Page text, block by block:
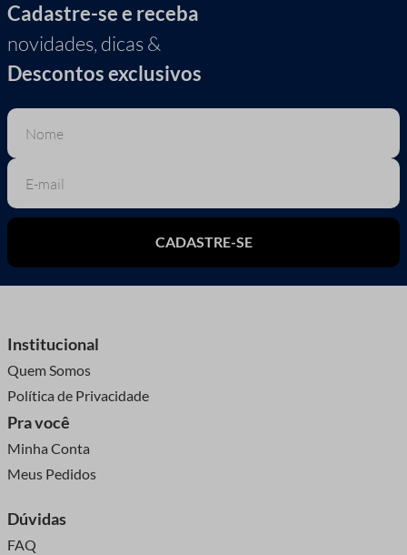
Cadastre-se e receba
novidades, dicas &
Descontos exclusivos
CADASTRE-SE
Institucional
Quem Somos
Política de Privacidade
Pra você
Minha Conta
Meus Pedidos
Dúvidas
FAQ